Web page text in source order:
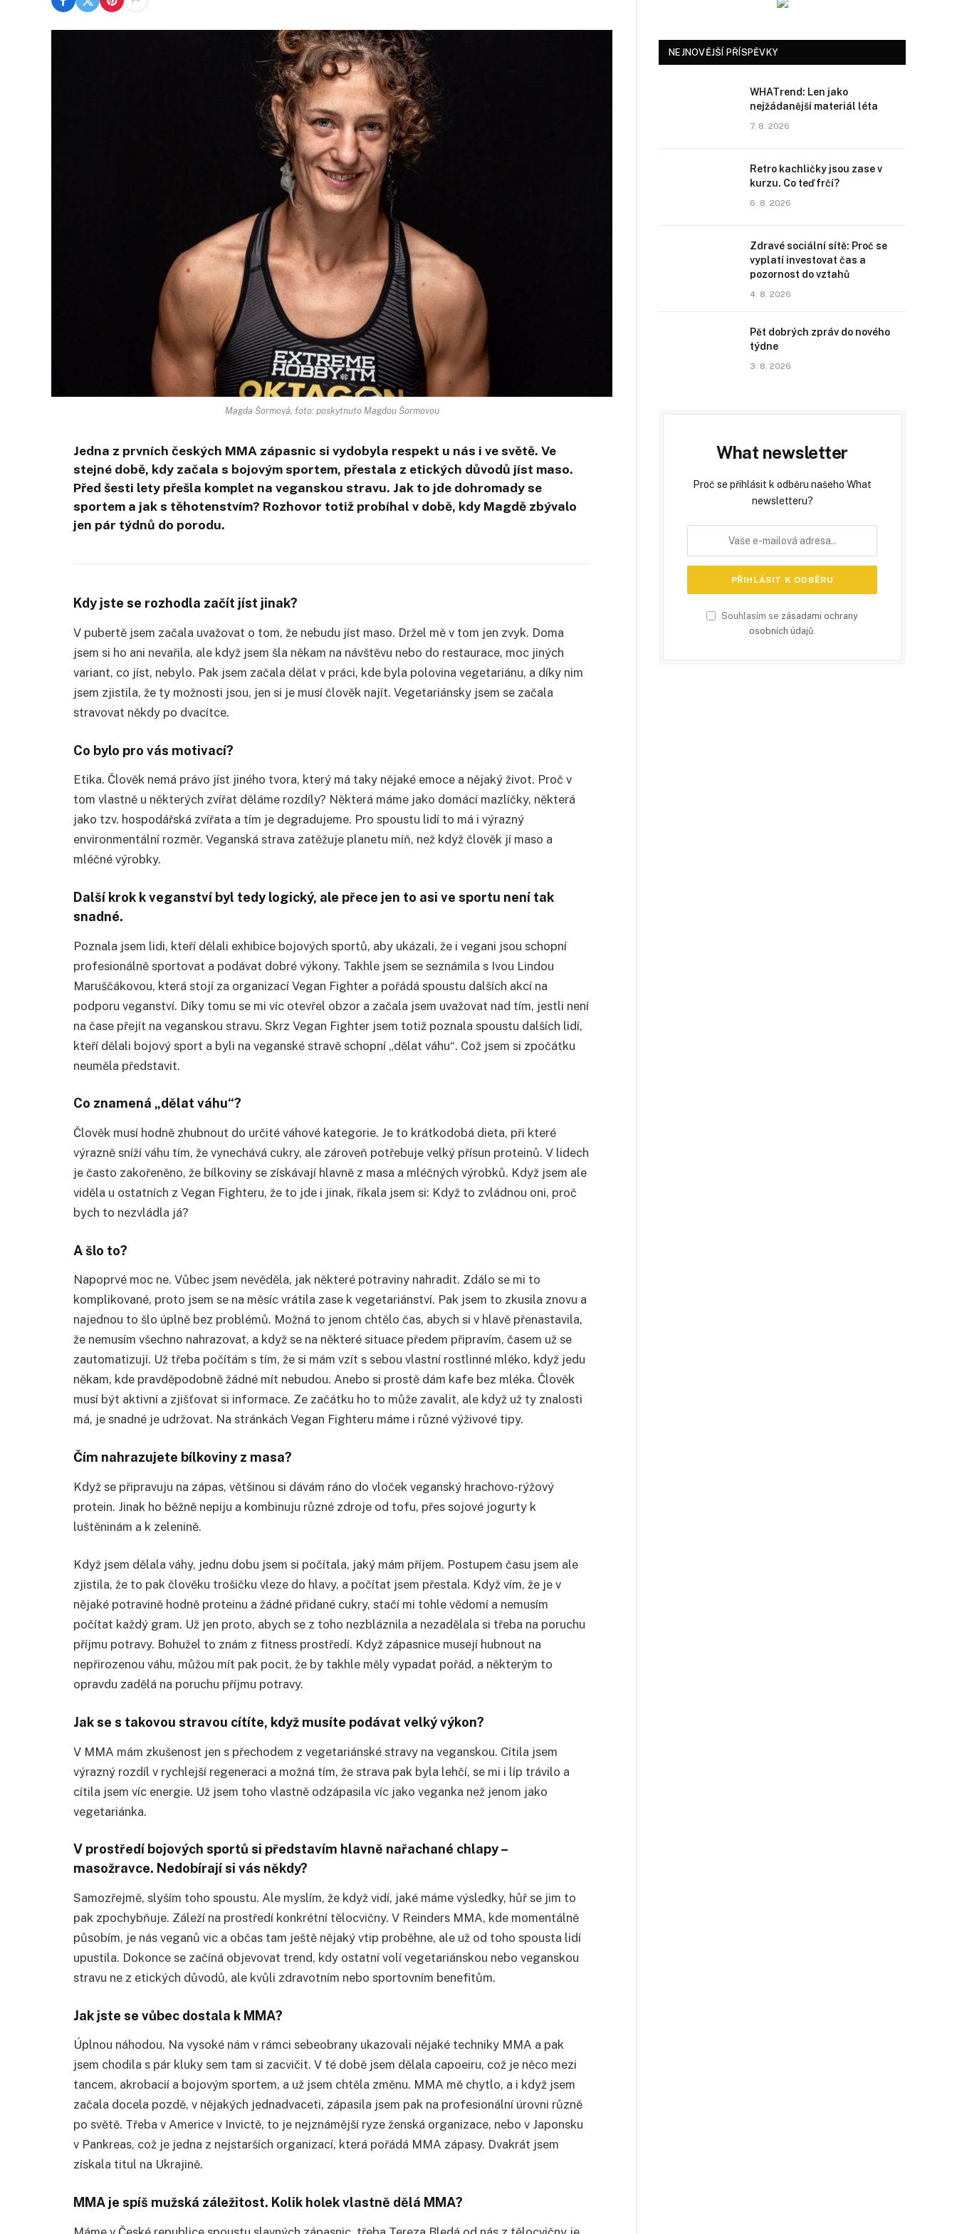
Magda Šormová, foto: poskytnuto Magdou Šormovou
Jedna z prvních českých MMA zápasnic si vydobyla respekt u nás i ve světě. Ve
stejné době, kdy začala s bojovým sportem, přestala z etických důvodů jíst maso.
Před šesti lety přešla komplet na veganskou stravu. Jak to jde dohromady se
sportem a jak s těhotenstvím? Rozhovor totiž probíhal v době, kdy Magdě zbývalo
jen pár týdnů do porodu.
Kdy jste se rozhodla začít jíst jinak?
V pubertě jsem začala uvažovat o tom, že nebudu jíst maso. Držel mě v tom jen zvyk. Doma
jsem si ho ani nevařila, ale když jsem šla někam na návštěvu nebo do restaurace, moc jiných
variant, co jíst, nebylo. Pak jsem začala dělat v práci, kde byla polovina vegetariánu, a díky nim
jsem zjistila, že ty možnosti jsou, jen si je musí člověk najít. Vegetariánsky jsem se začala
stravovat někdy po dvacítce.
Co bylo pro vás motivací?
Etika. Člověk nemá právo jíst jiného tvora, který má taky nějaké emoce a nějaký život. Proč v
tom vlastně u některých zvířat děláme rozdíly? Některá máme jako domácí mazlíčky, některá
jako tzv. hospodářská zvířata a tím je degradujeme. Pro spoustu lidí to má i výrazný
environmentální rozměr. Veganská strava zatěžuje planetu míň, než když člověk jí maso a
mléčné výrobky.
Další krok k veganství byl tedy logický, ale přece jen to asi ve sportu není tak
snadné.
Poznala jsem lidi, kteří dělali exhibice bojových sportů, aby ukázali, že i vegani jsou schopní
profesionálně sportovat a podávat dobré výkony. Takhle jsem se seznámila s Ivou Lindou
Maruščákovou, která stojí za organizací Vegan Fighter a pořádá spoustu dalších akcí na
podporu veganství. Díky tomu se mi víc otevřel obzor a začala jsem uvažovat nad tím, jestli není
na čase přejít na veganskou stravu. Skrz Vegan Fighter jsem totiž poznala spoustu dalších lidí,
kteří dělali bojový sport a byli na veganské stravě schopní „dělat váhu“. Což jsem si zpočátku
neuměla představit.
Co znamená „dělat váhu“?
Člověk musí hodně zhubnout do určité váhové kategorie. Je to krátkodobá dieta, při které
výrazně sníží váhu tím, že vynechává cukry, ale zároveň potřebuje velký přísun proteinů. V lidech
je často zakořeněno, že bílkoviny se získávají hlavně z masa a mléčných výrobků. Když jsem ale
viděla u ostatních z Vegan Fighteru, že to jde i jinak, říkala jsem si: Když to zvládnou oni, proč
bych to nezvládla já?
A šlo to?
Napoprvé moc ne. Vůbec jsem nevěděla, jak některé potraviny nahradit. Zdálo se mi to
komplikované, proto jsem se na měsíc vrátila zase k vegetariánství. Pak jsem to zkusila znovu a
najednou to šlo úplně bez problémů. Možná to jenom chtělo čas, abych si v hlavě přenastavila,
že nemusím všechno nahrazovat, a když se na některé situace předem připravím, časem už se
zautomatizují. Už třeba počítám s tím, že si mám vzít s sebou vlastní rostlinné mléko, když jedu
někam, kde pravděpodobně žádné mít nebudou. Anebo si prostě dám kafe bez mléka. Člověk
musí být aktivní a zjišťovat si informace. Ze začátku ho to může zavalit, ale když už ty znalosti
má, je snadné je udržovat. Na stránkách Vegan Fighteru máme i různé výživové tipy.
Čím nahrazujete bílkoviny z masa?
Když se připravuju na zápas, většinou si dávám ráno do vloček veganský hrachovo-rýžový
protein. Jinak ho běžně nepiju a kombinuju různé zdroje od tofu, přes sojové jogurty k
luštěninám a k zelenině.
Když jsem dělala váhy, jednu dobu jsem si počítala, jaký mám příjem. Postupem času jsem ale
zjistila, že to pak člověku trošičku vleze do hlavy, a počítat jsem přestala. Když vím, že je v
nějaké potravině hodně proteinu a žádné přidané cukry, stačí mi tohle vědomí a nemusím
počítat každý gram. Už jen proto, abych se z toho nezbláznila a nezadělala si třeba na poruchu
příjmu potravy. Bohužel to znám z fitness prostředí. Když zápasnice musejí hubnout na
nepřirozenou váhu, můžou mít pak pocit, že by takhle měly vypadat pořád, a některým to
opravdu zadělá na poruchu příjmu potravy.
Jak se s takovou stravou cítíte, když musíte podávat velký výkon?
V MMA mám zkušenost jen s přechodem z vegetariánské stravy na veganskou. Cítila jsem
výrazný rozdíl v rychlejší regeneraci a možná tím, že strava pak byla lehčí, se mi i líp trávilo a
cítila jsem víc energie. Už jsem toho vlastně odzápasila víc jako veganka než jenom jako
vegetariánka.
V prostředí bojových sportů si představím hlavně nařachané chlapy –
masožravce. Nedobírají si vás někdy?
Samozřejmě, slyším toho spoustu. Ale myslím, že když vidí, jaké máme výsledky, hůř se jim to
pak zpochybňuje. Záleží na prostředí konkrétní tělocvičny. V Reinders MMA, kde momentálně
působím, je nás veganů vic a občas tam ještě nějaký vtip proběhne, ale už od toho spousta lidí
upustila. Dokonce se začíná objevovat trend, kdy ostatní volí vegetariánskou nebo veganskou
stravu ne z etických důvodů, ale kvůli zdravotním nebo sportovním benefitům.
Jak jste se vůbec dostala k MMA?
Úplnou náhodou. Na vysoké nám v rámci sebeobrany ukazovali nějaké techniky MMA a pak
jsem chodila s pár kluky sem tam si zacvičit. V té době jsem dělala capoeiru, což je něco mezi
tancem, akrobacií a bojovým sportem, a už jsem chtěla změnu. MMA mě chytlo, a i když jsem
začala docela pozdě, v nějakých jednadvaceti, zápasila jsem pak na profesionální úrovni různě
po světě. Třeba v Americe v Invictě, to je nejznámější ryze ženská organizace, nebo v Japonsku
v Pankreas, což je jedna z nejstarších organizací, která pořádá MMA zápasy. Dvakrát jsem
získala titul na Ukrajině.
MMA je spíš mužská záležitost. Kolik holek vlastně dělá MMA?
NEJNOVĚJŠÍ PŘÍSPĚVKY
WHATrend: Len jako
nejžádanější materiál léta
7. 8. 2026
Retro kachličky jsou zase v
kurzu. Co teď frčí?
6. 8. 2026
Zdravé sociální sítě: Proč se
vyplatí investovat čas a
pozornost do vztahů
4. 8. 2026
Pět dobrých zpráv do nového
týdne
3. 8. 2026
What newsletter
Proč se přihlásit k odběru našeho What
newsletteru?
Souhlasím se zásadami ochrany
osobních údajů.